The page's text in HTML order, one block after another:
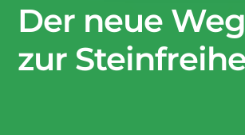
Der neue Weg
zur